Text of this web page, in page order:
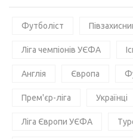
Футболіст
Ліга чемпіонів УЄФА
Англія Європа
Прем'єр-ліга Українці
Ліга Європи УЄФА